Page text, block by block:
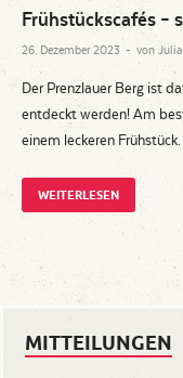
Frühstückscafés –
26. Dezember 2023 - von
Der Prenzlauer Berg ist
entdeckt werden! Am
einem leckeren
WEITERLESEN
MITTEILUNGEN